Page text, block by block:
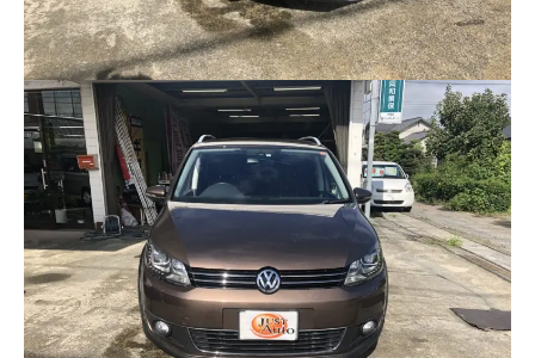
ご納車
ご成約
部品取付
車磨き
車検
整備・修理